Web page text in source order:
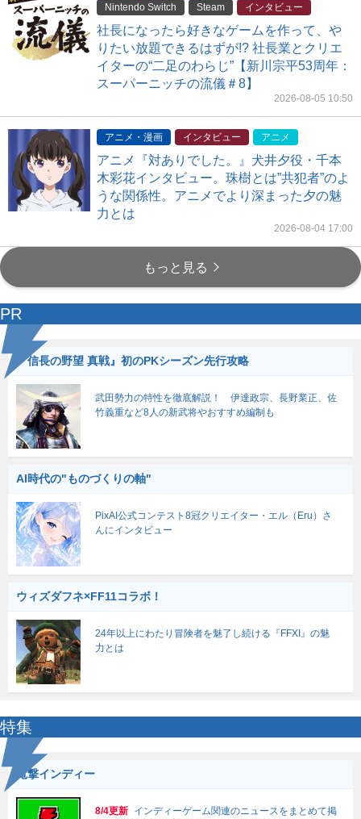
Nintendo Switch
Steam インタビュー
社長になったら好きなゲームを作って、や
りたい放題できるはずが!? 社長業とクリエ
イターの“二足のわらじ”【新川宗平53周年：
スーパーニッチの流儀＃8】
2026-08-05 10:50
アニメ・漫画 インタビュー アニメ
アニメ『対ありでした。』犬井夕役・千本
木彩花インタビュー。珠樹とは”共犯者”のよ
うな関係性。アニメでより深まった夕の魅
力とは
2026-08-04 17:00
もっと見る
PR
『信長の野望 真戦』初のPKシーズン先行攻略
武田勢力の特性を徹底解説！ 伊達政宗、長野業正、佐
竹義重など8人の新武将やおすすめ編制も
AI時代の"ものづくりの軸"
PixAI公式コンテスト8冠クリエイター・エル（Eru）さ
んにインタビュー
ウィズダフネ×FF11コラボ！
24年以上にわたり冒険者を魅了し続ける『FFXI』の魅
力とは
特集
電撃インディー
8/4更新 インディーゲーム関連のニュースをまとめて掲